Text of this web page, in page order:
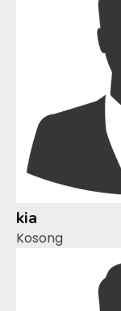
kia
Kosong